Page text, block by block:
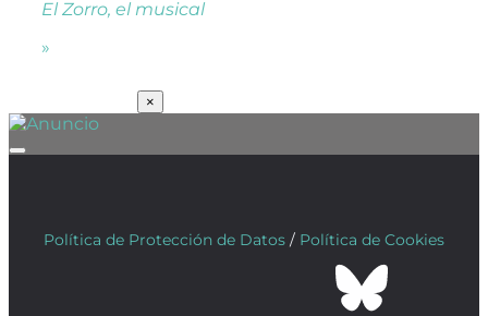
El Zorro, el musical
»
×
Política de Protección de Datos / Política de Cookies